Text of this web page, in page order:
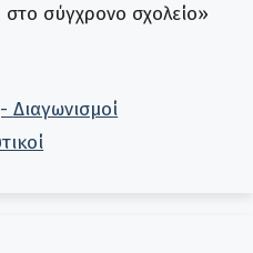
σύγχρονο σχολείο»
Διαγωνισμοί